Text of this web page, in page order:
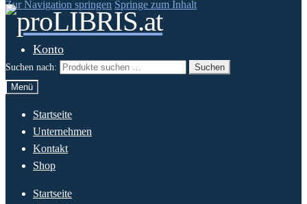
Zur Navigation springen Springe zum Inhalt
Konto
Suchen nach:
Suchen
Menü
Startseite
Unternehmen
Kontakt
Shop
Startseite